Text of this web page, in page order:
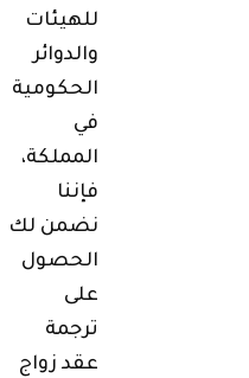
للهيئات
والدوائر
الحكومية
في
المملكة،
فإننا
نضمن لك
الحصول
على
ترجمة
عقد زواج